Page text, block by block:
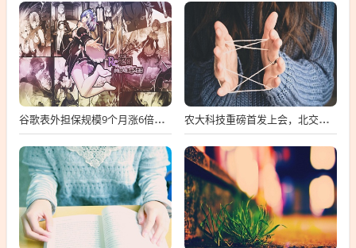
谷歌表外担保规模9个月涨6倍至438亿美元，用“财务兜底”换TPU芯片订单 农大科技重磅首发上会，北交所募资达4.13亿元，科技创新引领未来发展！